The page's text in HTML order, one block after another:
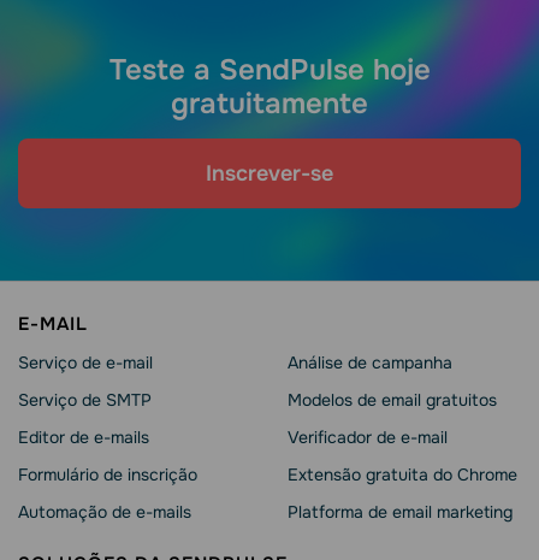
Teste a SendPulse hoje
gratuitamente
Inscrever-se
E-MAIL
Serviço de e-mail
Serviço de SMTP
Editor de e-mails
Formulário de inscrição
Automação de e-mails
Análise de campanha
Modelos de email gratuitos
Verificador de e-mail
Extensão gratuita do Chrome
Platforma de email marketing